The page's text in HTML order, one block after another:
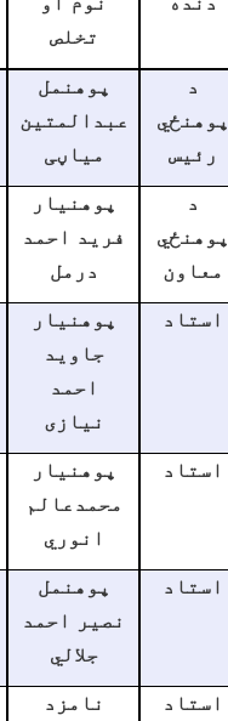
تخلص
د
پوهنځي
رئیس
پوهنمل
عبدالمتین
میاڼی
د
پوهنځي
معاون
پوهنیار
فرید احمد
درمل
استاد
پوهنیار
جاوید
احمد
نیازی
استاد
پوهنیار
محمدعالم
انوري
استاد
پوهنمل
نصیر احمد
جلالي
استاد
نامزد